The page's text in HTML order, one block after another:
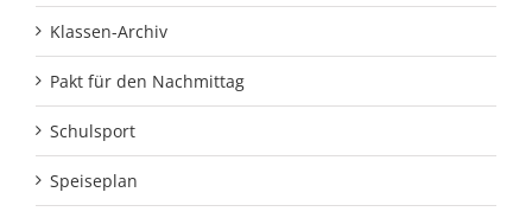
Klassen-Archiv
Pakt für den Nachmittag
Schulsport
Speiseplan